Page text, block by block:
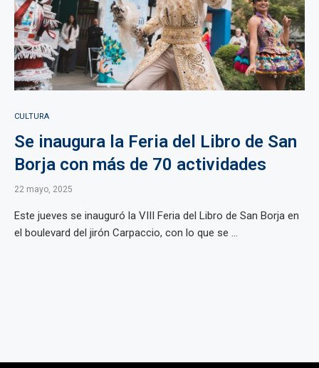
CULTURA
Se inaugura la Feria del Libro de San
Borja con más de 70 actividades
22 mayo, 2025
Este jueves se inauguró la VIII Feria del Libro de San Borja en
el boulevard del jirón Carpaccio, con lo que se ...